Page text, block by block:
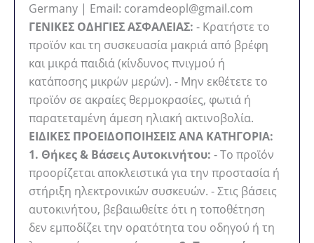
Germany | Email: coramdeopl@gmail.com
ΓΕΝΙΚΕΣ ΟΔΗΓΙΕΣ ΑΣΦΑΛΕΙΑΣ: - Κρατήστε το
προϊόν και τη συσκευασία μακριά από βρέφη
και μικρά παιδιά (κίνδυνος πνιγμού ή
κατάποσης μικρών μερών). - Μην εκθέτετε το
προϊόν σε ακραίες θερμοκρασίες, φωτιά ή
παρατεταμένη άμεση ηλιακή ακτινοβολία.
ΕΙΔΙΚΕΣ ΠΡΟΕΙΔΟΠΟΙΗΣΕΙΣ ΑΝΑ ΚΑΤΗΓΟΡΙΑ:
1. Θήκες & Βάσεις Αυτοκινήτου: - Το προϊόν
προορίζεται αποκλειστικά για την προστασία ή
στήριξη ηλεκτρονικών συσκευών. - Στις βάσεις
αυτοκινήτου, βεβαιωθείτε ότι η τοποθέτηση
δεν εμποδίζει την ορατότητα του οδηγού ή τη